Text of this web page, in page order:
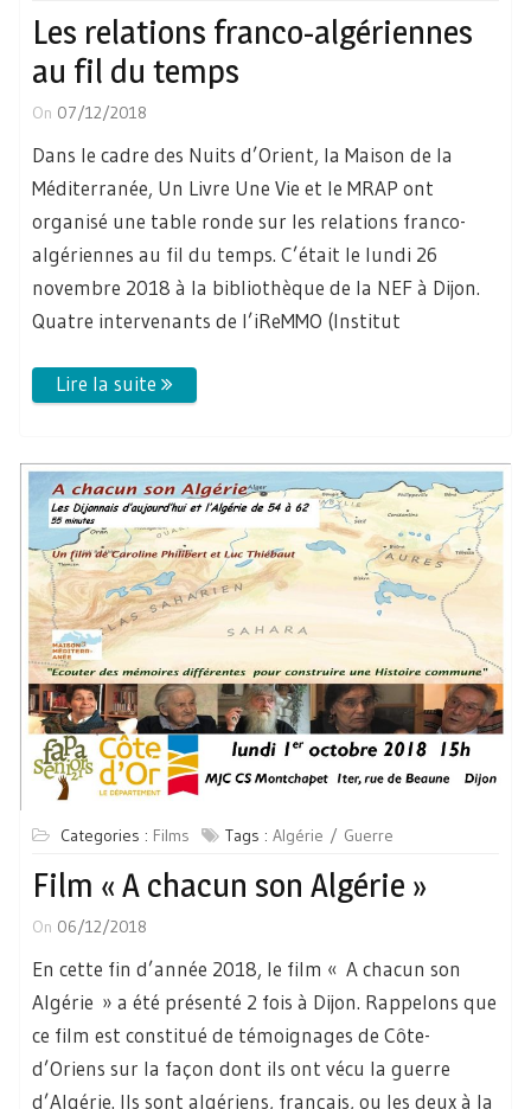
Les relations franco-algériennes
au fil du temps
On 07/12/2018
Dans le cadre des Nuits d’Orient, la Maison de la
Méditerranée, Un Livre Une Vie et le MRAP ont
organisé une table ronde sur les relations franco-
algériennes au fil du temps. C’était le lundi 26
novembre 2018 à la bibliothèque de la NEF à Dijon.
Quatre intervenants de l’iReMMO (Institut
Categories : Films Tags : Algérie Guerre
Film « A chacun son Algérie »
On 06/12/2018
En cette fin d’année 2018, le film « A chacun son
Algérie » a été présenté 2 fois à Dijon. Rappelons que
ce film est constitué de témoignages de Côte-
d’Oriens sur la façon dont ils ont vécu la guerre
d’Algérie. Ils sont algériens, français, ou les deux à la